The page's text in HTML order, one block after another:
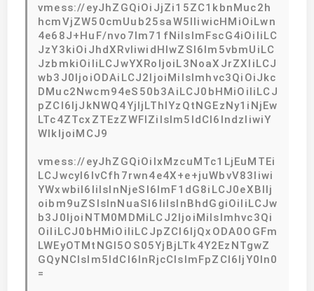
vmess://eyJhZGQiOiJjZi15ZC1kbnMuc2h
hcmVjZW50cmUub25saW5lIiwicHMiOiLwn
4e68J+HuF/nvo7lm71fNiIsImFscG4iOiIiLC
JzY3kiOiJhdXRvIiwidHlwZSI6Im5vbmUiLC
JzbmkiOiIiLCJwYXRoIjoiL3NoaXJrZXIiLCJ
wb3J0IjoiODAiLCJ2IjoiMiIsImhvc3QiOiJkc
DMuc2Nwcm94eS50b3AiLCJ0bHMiOiIiLCJ
pZCI6IjJkNWQ4YjljLThlYzQtNGEzNy1iNjEw
LTc4ZTcxZTEzZWFlZiIsIm5ldCI6IndzIiwiY
WlkIjoiMCJ9
vmess://eyJhZGQiOiIxMzcuMTc1LjEuMTEi
LCJwcyI6IvCfh7rwn4e4X+e+juWbvV83Iiwi
YWxwbiI6IiIsInNjeSI6ImF1dG8iLCJ0eXBlIj
oibm9uZSIsInNuaSI6IiIsInBhdGgiOiIiLCJw
b3J0IjoiNTM0MDMiLCJ2IjoiMiIsImhvc3Qi
OiIiLCJ0bHMiOiIiLCJpZCI6IjQxODA0OGFm
LWEyOTMtNGI5OS05YjBjLTk4Y2EzNTgwZ
GQyNCIsIm5ldCI6InRjcCIsImFpZCI6IjY0In0
=